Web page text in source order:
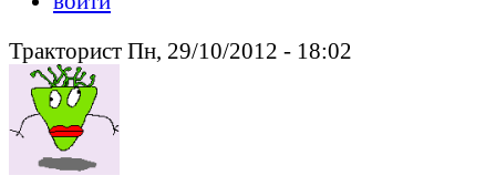
Тракторист Пн, 29/10/2012 - 18:02